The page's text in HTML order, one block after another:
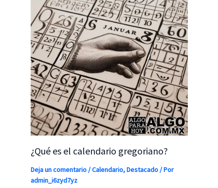
¿Qué es el calendario gregoriano?
Deja un comentario/Calendario,Destacado/ Por
admin_i6zyd7yz